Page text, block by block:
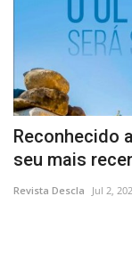
Reconhecido
seu mais
Revista Descla Jul 2,